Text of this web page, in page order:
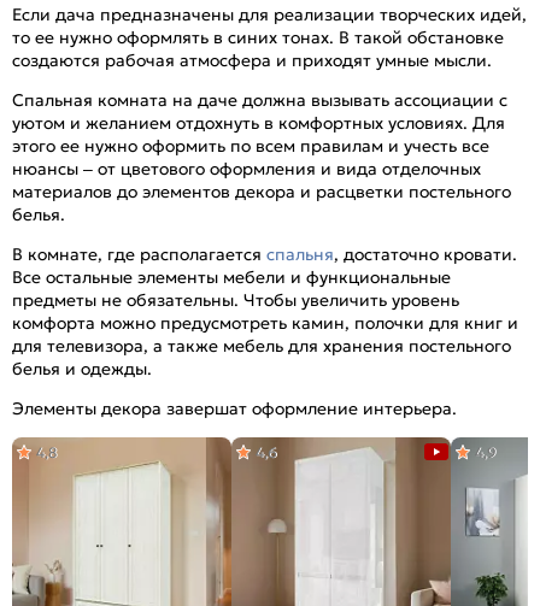
Если дача предназначены для реализации творческих идей,
то ее нужно оформлять в синих тонах. В такой обстановке
создаются рабочая атмосфера и приходят умные мысли.
Спальная комната на даче должна вызывать ассоциации с
уютом и желанием отдохнуть в комфортных условиях. Для
этого ее нужно оформить по всем правилам и учесть все
нюансы – от цветового оформления и вида отделочных
материалов до элементов декора и расцветки постельного
белья.
В комнате, где располагается спальня, достаточно кровати.
Все остальные элементы мебели и функциональные
предметы не обязательны. Чтобы увеличить уровень
комфорта можно предусмотреть камин, полочки для книг и
для телевизора, а также мебель для хранения постельного
белья и одежды.
Элементы декора завершат оформление интерьера.
4,8 4,6 4,9